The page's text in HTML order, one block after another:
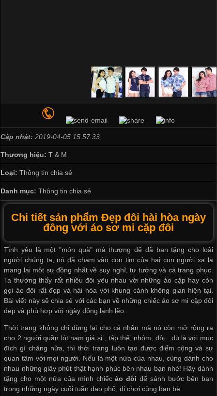
Cập nhật: 2019-04-05 15:57:33
Thương hiệu: T & M
Loại: Thông tin chia sẻ
Danh mục: Thông tin chia sẻ
Chi tiết sản phẩm Đẹp đôi hài hòa ngày
đông với áo sơ mi cặp đôi
Tình yêu là một "món quà" mà thượng đế đã ban tặng cho loài
người chúng ta, nó đã chạm vào con tim của hai con người xa lạ
mang lại một sự đồng nhất về suy nghĩ, tư tưởng và cả trang phục.
Ta thường thấy rất nhiều đôi yêu nhau với những áo cặp hay còn
gọi áo đôi rất đẹp và hài hòa với khung cảnh không gian hiện tại.
Bài viết này sẽ chia sẻ với các bạn về những chiếc áo sơ mi cặp đôi
đẹp và phù hợp với ngày đông lạnh lẽo.
Thời trang không chỉ dừng lại cho cá nhân mà nó còn mở rộng ra
cho 2 ngườiquần lót nam giá sỉ, tập thể, nhóm, đội…dù là với mục
đích gì chăng nữa, thì thời trang luôn tạo được điểm cộng và sự
quan tâm với mọi người. Nếu là một nửa của nhau, cùng dành cho
nhau những giây phút thật hạnh phúc bên nhau bạn nhé! Hãy dành
tặng cho một nửa của mình chiếcáo đôiđể sánh bước bên bạn
trong những ngày cuối tuần dạo phố, đi chơi cùng bạn bè.